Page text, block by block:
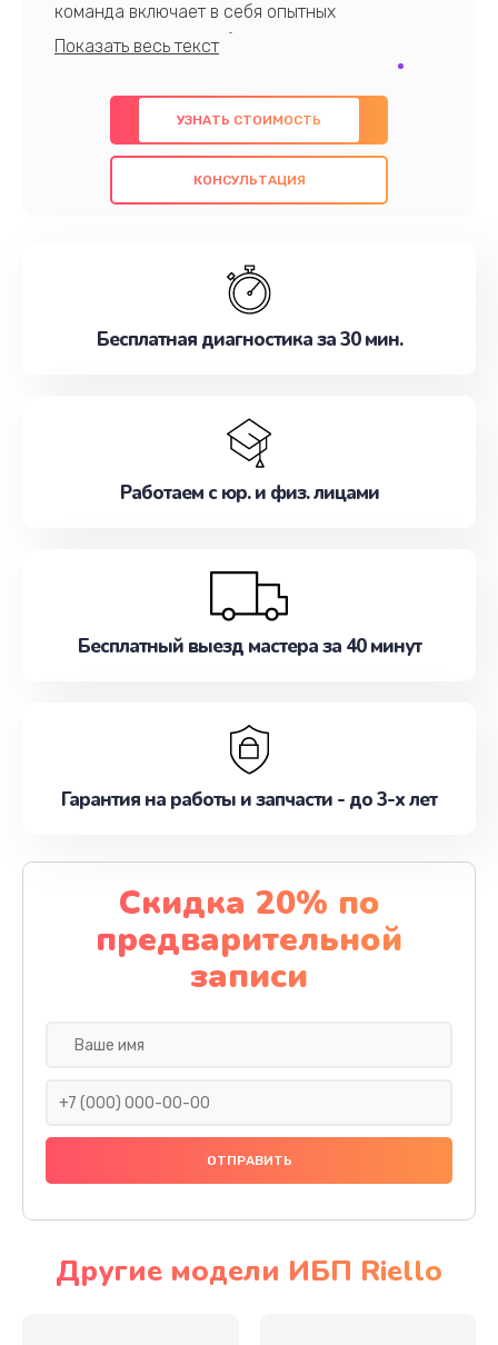
команда включает в себя опытных
профессионалов с обширными знаниями и
многолетним опытом в данной области. Мы
предлагаем быстрый и качественный ремонт с
использованием оригинальных компонентов, а
также гарантируем качество всех
проведенных работ. Наша цель - предоставить
наилучшим образом. Не медлите записаться на
УЗНАТЬ СТОИМОСТЬ
КОНСУЛЬТАЦИЯ
Бесплатная диагностика за 30 мин.
Работаем с юр. и физ. лицами
Бесплатный выезд мастера за 40 минут
Гарантия на работы и запчасти - до 3-х лет
Скидка 20% по
предварительной
записи
Другие модели ИБП Riello